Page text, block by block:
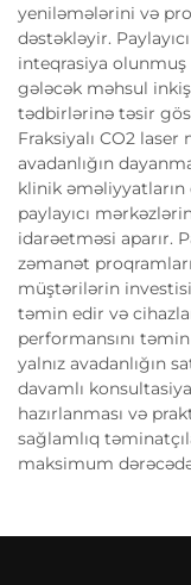
yeniləmələrini və
dəstəkləyir.
inteqrasiya
gələcək məhsul
tədbirlərinə təsir
Fraksiyalı CO2 laser
avadanlığın
klinik əməliyyatların
paylayıcı
idarəetməsi aparır.
zəmanət
müştərilərin
təmin edir və
performansını
yalnız avadanlığın
davamlı
hazırlanması və
sağlamlıq
maksimum